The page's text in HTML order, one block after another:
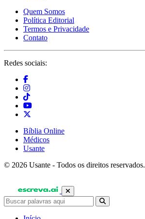
Quem Somos
Política Editorial
Termos e Privacidade
Contato
Redes sociais:
Bíblia Online
Médicos
Usante
© 2026 Usante - Todos os direitos reservados.